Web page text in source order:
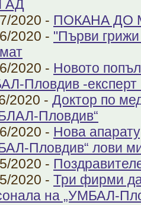
АД
2020 - ПОКАНА ДО
2020 - "Първи
2020 - Новото
Пловдив -експерт
2020 - Доктор по
Пловдив“
2020 - Нова
Пловдив“ лови
2020 -
2020 - Три фирми
на „УМБАЛ-